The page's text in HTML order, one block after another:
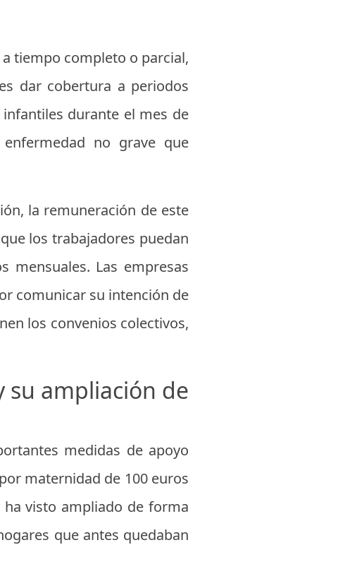
tiempo completo o parcial,
dar cobertura a periodos
durante el mes de
no grave que
la remuneración de este
los trabajadores puedan
mensuales. Las empresas
comunicar su intención de
los convenios colectivos,
su ampliación de
medidas de apoyo
maternidad de 100 euros
visto ampliado de forma
que antes quedaban